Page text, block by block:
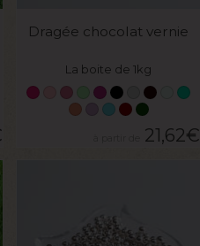
Dragée chocolat vernie
La boite de 1kg
21,62€